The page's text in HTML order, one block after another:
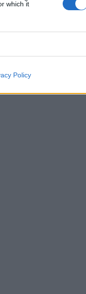
which it
Policy